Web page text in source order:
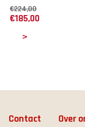
€224,00
€185,00
Contact Over